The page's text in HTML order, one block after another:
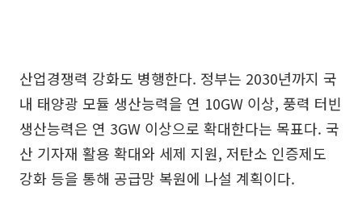
산업경쟁력 강화도 병행한다. 정부는 2030년까지 국
내 태양광 모듈 생산능력을 연 10GW 이상, 풍력 터빈
생산능력은 연 3GW 이상으로 확대한다는 목표다. 국
산 기자재 활용 확대와 세제 지원, 저탄소 인증제도
강화 등을 통해 공급망 복원에 나설 계획이다.